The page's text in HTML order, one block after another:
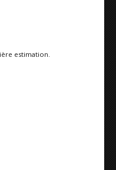
estimation.